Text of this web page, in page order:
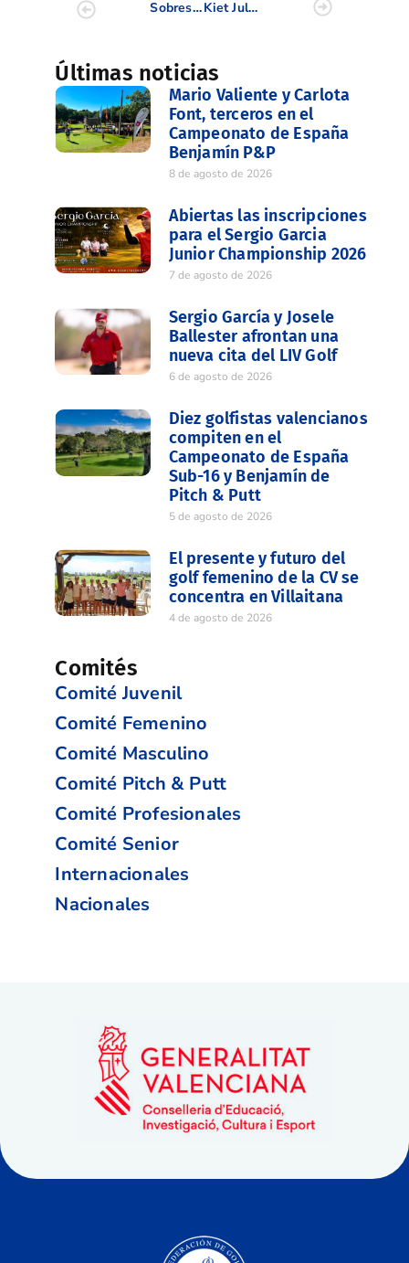
Sobresalientes resultados de nuestros valencianos en Estados Unidos Kiet Julian Van Der Weele una hazaña a la altura de muy pocos
Últimas noticias
Mario Valiente y Carlota
Font, terceros en el
Campeonato de España
Benjamín P&P
8 de agosto de 2026
Abiertas las inscripciones
para el Sergio Garcia
Junior Championship 2026
7 de agosto de 2026
Sergio García y Josele
Ballester afrontan una
nueva cita del LIV Golf
6 de agosto de 2026
Diez golfistas valencianos
compiten en el
Campeonato de España
Sub-16 y Benjamín de
Pitch & Putt
5 de agosto de 2026
El presente y futuro del
golf femenino de la CV se
concentra en Villaitana
4 de agosto de 2026
Comités
Comité Juvenil
Comité Femenino
Comité Masculino
Comité Pitch & Putt
Comité Profesionales
Comité Senior
Internacionales
Nacionales